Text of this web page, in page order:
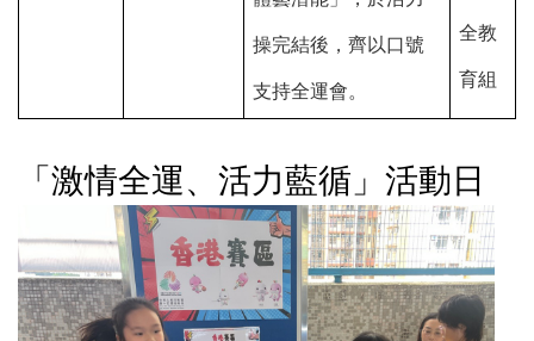
操完結後，齊以口號
支持全運會。
全教
育組
「激情全運、活力藍循」活動日